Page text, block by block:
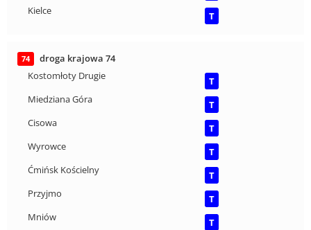
Kielce
T
74
droga krajowa 74
Kostomłoty Drugie
T
Miedziana Góra
T
Cisowa
T
Wyrowce
T
Ćmińsk Kościelny
T
Przyjmo
T
Mniów
T